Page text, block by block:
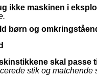
ikke maskinen i
børn og
skal passe
stik og matchende